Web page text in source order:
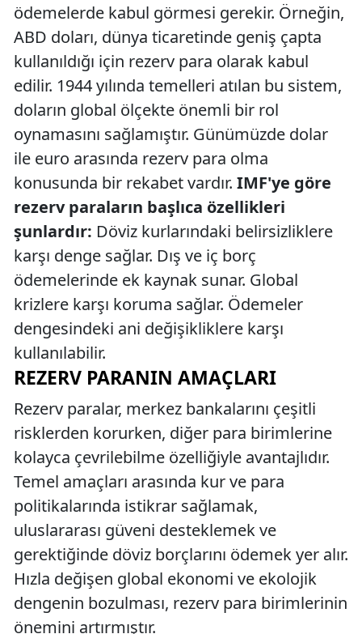
ödemelerde kabul görmesi gerekir. Örneğin,
ABD doları, dünya ticaretinde geniş çapta
kullanıldığı için rezerv para olarak kabul
edilir. 1944 yılında temelleri atılan bu sistem,
doların global ölçekte önemli bir rol
oynamasını sağlamıştır. Günümüzde dolar
ile euro arasında rezerv para olma
konusunda bir rekabet vardır. IMF'ye göre
rezerv paraların başlıca özellikleri
şunlardır: Döviz kurlarındaki belirsizliklere
karşı denge sağlar. Dış ve iç borç
ödemelerinde ek kaynak sunar. Global
krizlere karşı koruma sağlar. Ödemeler
dengesindeki ani değişikliklere karşı
kullanılabilir.
REZERV PARANIN AMAÇLARI
Rezerv paralar, merkez bankalarını çeşitli
risklerden korurken, diğer para birimlerine
kolayca çevrilebilme özelliğiyle avantajlıdır.
Temel amaçları arasında kur ve para
politikalarında istikrar sağlamak,
uluslararası güveni desteklemek ve
gerektiğinde döviz borçlarını ödemek yer alır.
Hızla değişen global ekonomi ve ekolojik
dengenin bozulması, rezerv para birimlerinin
önemini artırmıştır.